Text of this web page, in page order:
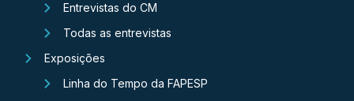
Entrevistas do CM
Todas as entrevistas
Exposições
Linha do Tempo da FAPESP